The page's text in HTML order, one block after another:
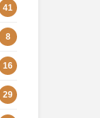
41
8
16
29